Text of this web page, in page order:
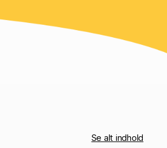
Se alt indhold